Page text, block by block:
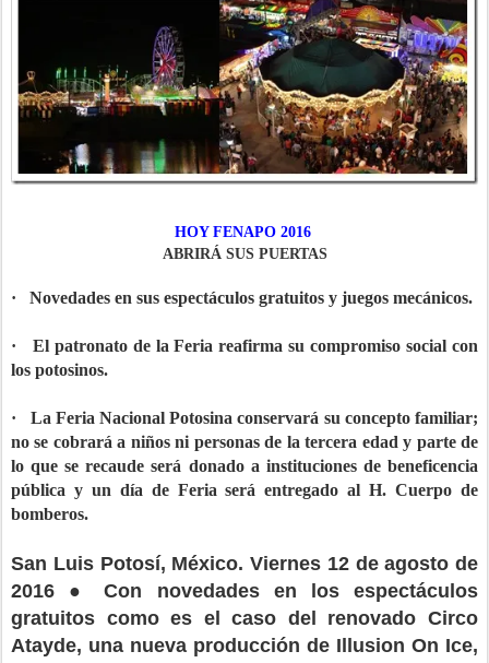
HOY FENAPO 2016
ABRIRÁ SUS PUERTAS
· Novedades en sus espectáculos gratuitos y juegos mecánicos.
· El patronato de la Feria reafirma su compromiso social con
los potosinos.
· La Feria Nacional Potosina conservará su concepto familiar;
no se cobrará a niños ni personas de la tercera edad y parte de
lo que se recaude será donado a instituciones de beneficencia
pública y un día de Feria será entregado al H. Cuerpo de
bomberos.
San Luis Potosí, México. Viernes 12 de agosto de
2016 ● Con novedades en los espectáculos
gratuitos como es el caso del renovado Circo
Atayde, una nueva producción de Illusion On Ice,